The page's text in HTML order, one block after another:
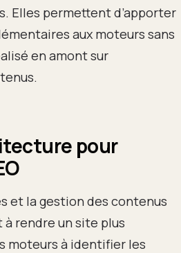
Elles permettent d’apporter
aux moteurs sans
en amont sur
pour
et la gestion des contenus
rendre un site plus
moteurs à identifier les